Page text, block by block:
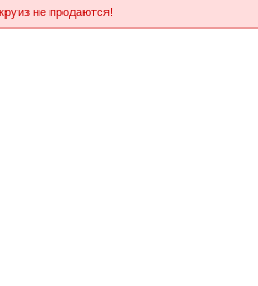
не продаются!